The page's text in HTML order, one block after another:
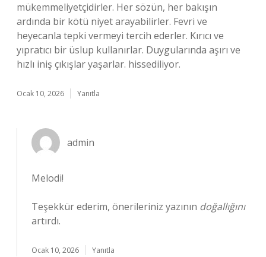
mükemmeliyetçidirler. Her sözün, her bakışın
ardında bir kötü niyet arayabilirler. Fevri ve
heyecanla tepki vermeyi tercih ederler. Kırıcı ve
yıpratıcı bir üslup kullanırlar. Duygularında aşırı ve
hızlı iniş çıkışlar yaşarlar. hissediliyor.
Ocak 10, 2026 Yanıtla
admin
Melodi!
Teşekkür ederim, önerileriniz yazının doğallığını
artırdı.
Ocak 10, 2026 Yanıtla